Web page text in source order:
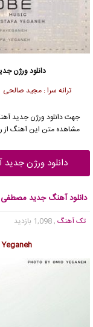
دانلودورژن
ترانه سرا : مجید
جهت دانلود ورژن جدید
مشاهده متن این آهنگ از
دانلود ورژن
دانلود آهنگ جدید مصطفی
تک آهنگ , 1,098 بازدید